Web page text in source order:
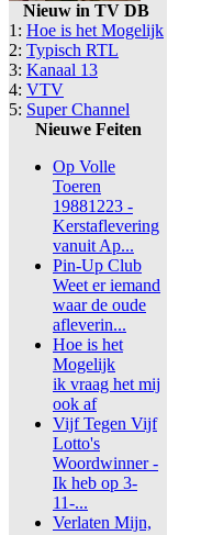
Nieuw in TV DB
1: Hoe is het Mogelijk
2: Typisch RTL
3: Kanaal 13
4: VTV
5: Super Channel
Nieuwe Feiten
Op Volle
Toeren
19881223 -
Kerstaflevering
vanuit Ap...
Pin-Up Club
Weet er iemand
waar de oude
afleverin...
Hoe is het
Mogelijk
ik vraag het mij
ook af
Vijf Tegen Vijf
Lotto's
Woordwinner -
Ik heb op 3-
11-...
Verlaten Mijn,